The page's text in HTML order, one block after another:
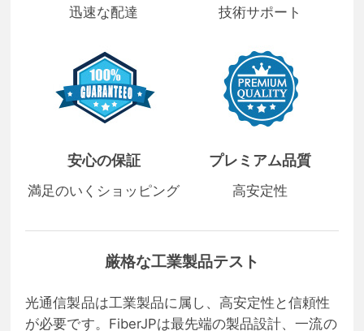
迅速な配達 技術サポート
安心の保証
満足のいくショッピング
プレミアム品質
高安定性
厳格な工業製品テスト
光通信製品は工業製品に属し、高安定性と信頼性
が必要です。FiberJPは最先端の製品設計、一流の